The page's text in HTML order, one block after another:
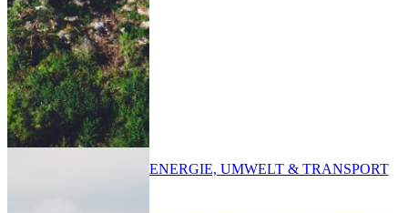
ENERGIE, UMWELT & TRANSPORT